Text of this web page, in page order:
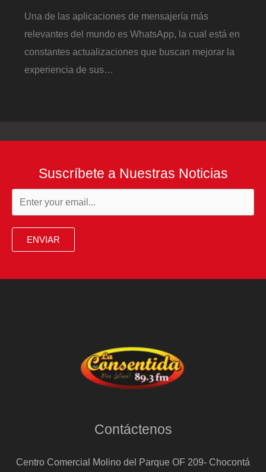
Una de las aplicaciones de mensajería más
relevantes del mundo es WhatsApp, la cual está en
constantes actualizaciones que buscan mejorar la
experiencia de sus…
Suscríbete a Nuestras Noticias
ENVIAR
Contáctenos
Centro Comercial Molino del Parque OF 209- Chocontá